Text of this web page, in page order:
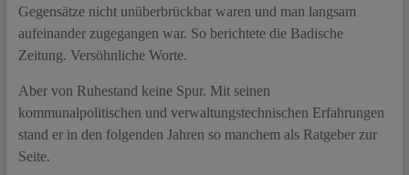
Gegensätze nicht unüberbrückbar waren und man langsam
aufeinander zugegangen war. So berichtete die Badische
Zeitung. Versöhnliche Worte.
Aber von Ruhestand keine Spur. Mit seinen
kommunalpolitischen und verwaltungstechnischen Erfahrungen
stand er in den folgenden Jahren so manchem als Ratgeber zur
Seite.